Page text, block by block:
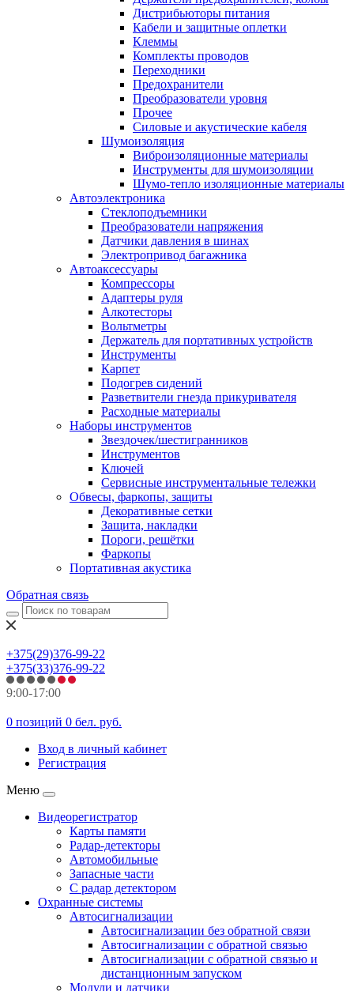
Дистрибьюторы питания
Кабели и защитные оплетки
Клеммы
Комплекты проводов
Переходники
Предохранители
Преобразователи уровня
Прочее
Силовые и акустические кабеля
Шумоизоляция
Виброизоляционные материалы
Инструменты для шумоизоляции
Шумо-тепло изоляционные материалы
Автоэлектроника
Стеклоподъемники
Преобразователи напряжения
Датчики давления в шинах
Электропривод багажника
Автоаксессуары
Компрессоры
Адаптеры руля
Алкотесторы
Вольтметры
Держатель для портативных устройств
Инструменты
Карпет
Подогрев сидений
Разветвители гнезда прикуривателя
Расходные материалы
Наборы инструментов
Звездочек/шестигранников
Инструментов
Ключей
Сервисные инструментальные тележки
Обвесы, фаркопы, защиты
Декоративные сетки
Защита, накладки
Пороги, решётки
Фаркопы
Портативная акустика
Обратная связь
+375(29)376-99-22
+375(33)376-99-22
9:00-17:00
0 позиций 0 бел. руб.
Вход в личный кабинет
Регистрация
Меню
Видеорегистратор
Карты памяти
Радар-детекторы
Автомобильные
Запасные части
С радар детектором
Охранные системы
Автосигнализации
Автосигнализации без обратной связи
Автосигнализации с обратной связью
Автосигнализации с обратной связью и
дистанционным запуском
Модули и датчики